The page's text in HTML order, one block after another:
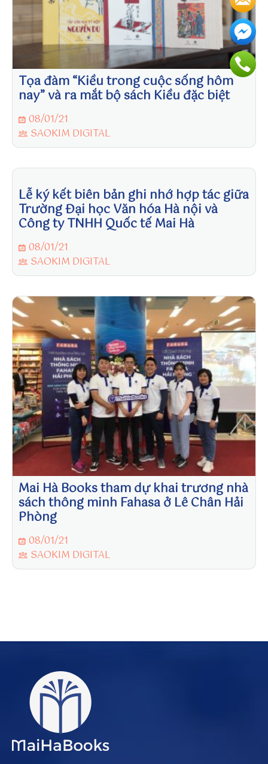
/
tt
p
s:
//
u
n
as
h.
c
o
m
/
@
u
n
w
in
to
Tọa đàm “Kiều trong cuộc sống hôm
nay” và ra mắt bộ sách Kiều đặc biệt
08/01/21
SAOKIM DIGITAL
Lễ ký kết biên bản ghi nhớ hợp tác giữa
Trường Đại học Văn hóa Hà nội và
Công ty TNHH Quốc tế Mai Hà
08/01/21
SAOKIM DIGITAL
Mai Hà Books tham dự khai trương nhà
sách thông minh Fahasa ở Lê Chân Hải
Phòng
08/01/21
SAOKIM DIGITAL